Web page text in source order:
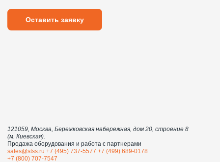
Оставить заявку
121059, Москва, Бережковская набережная, дом 20, строение 8
(м. Киевская).
Продажа оборудования и работа с партнерами
sales@stss.ru +7 (495) 737-5577 +7 (499) 689-0178
+7 (800) 707-7547